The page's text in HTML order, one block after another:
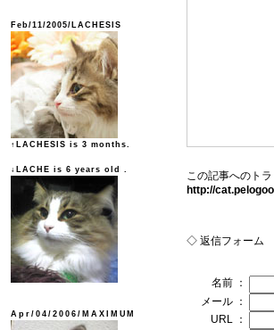
Feb/11/2005/LACHESIS
↑LACHESIS is 3 months.
↓LACHE is 6 years old .
Apr/04/2006/MAXIMUM
この記事へのト
http://
◇ 返信フォーム
名前 ：
メール ：
URL ：